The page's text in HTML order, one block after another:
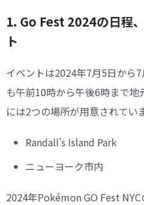
1. Go Fest 2024の日程
ト
イベントは2024年7月5日から
も午前10時から午後6時まで地
には2つの場所が用意されてい
Randall's Island Park
ニューヨーク市内
2024年Pokémon GO Fest NYC